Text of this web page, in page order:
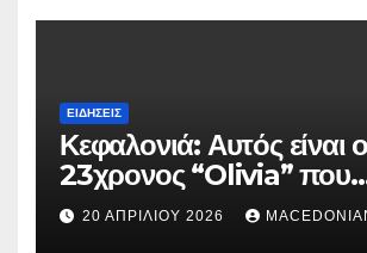
ΕΙΔΉΣΕΙΣ
Κεφαλονιά: Αυτός είναι ο
23χρονος “Olivia” που
κατηγορείται για τον
Μυρτούς
20 ΑΠΡΙΛΊΟΥ 2026